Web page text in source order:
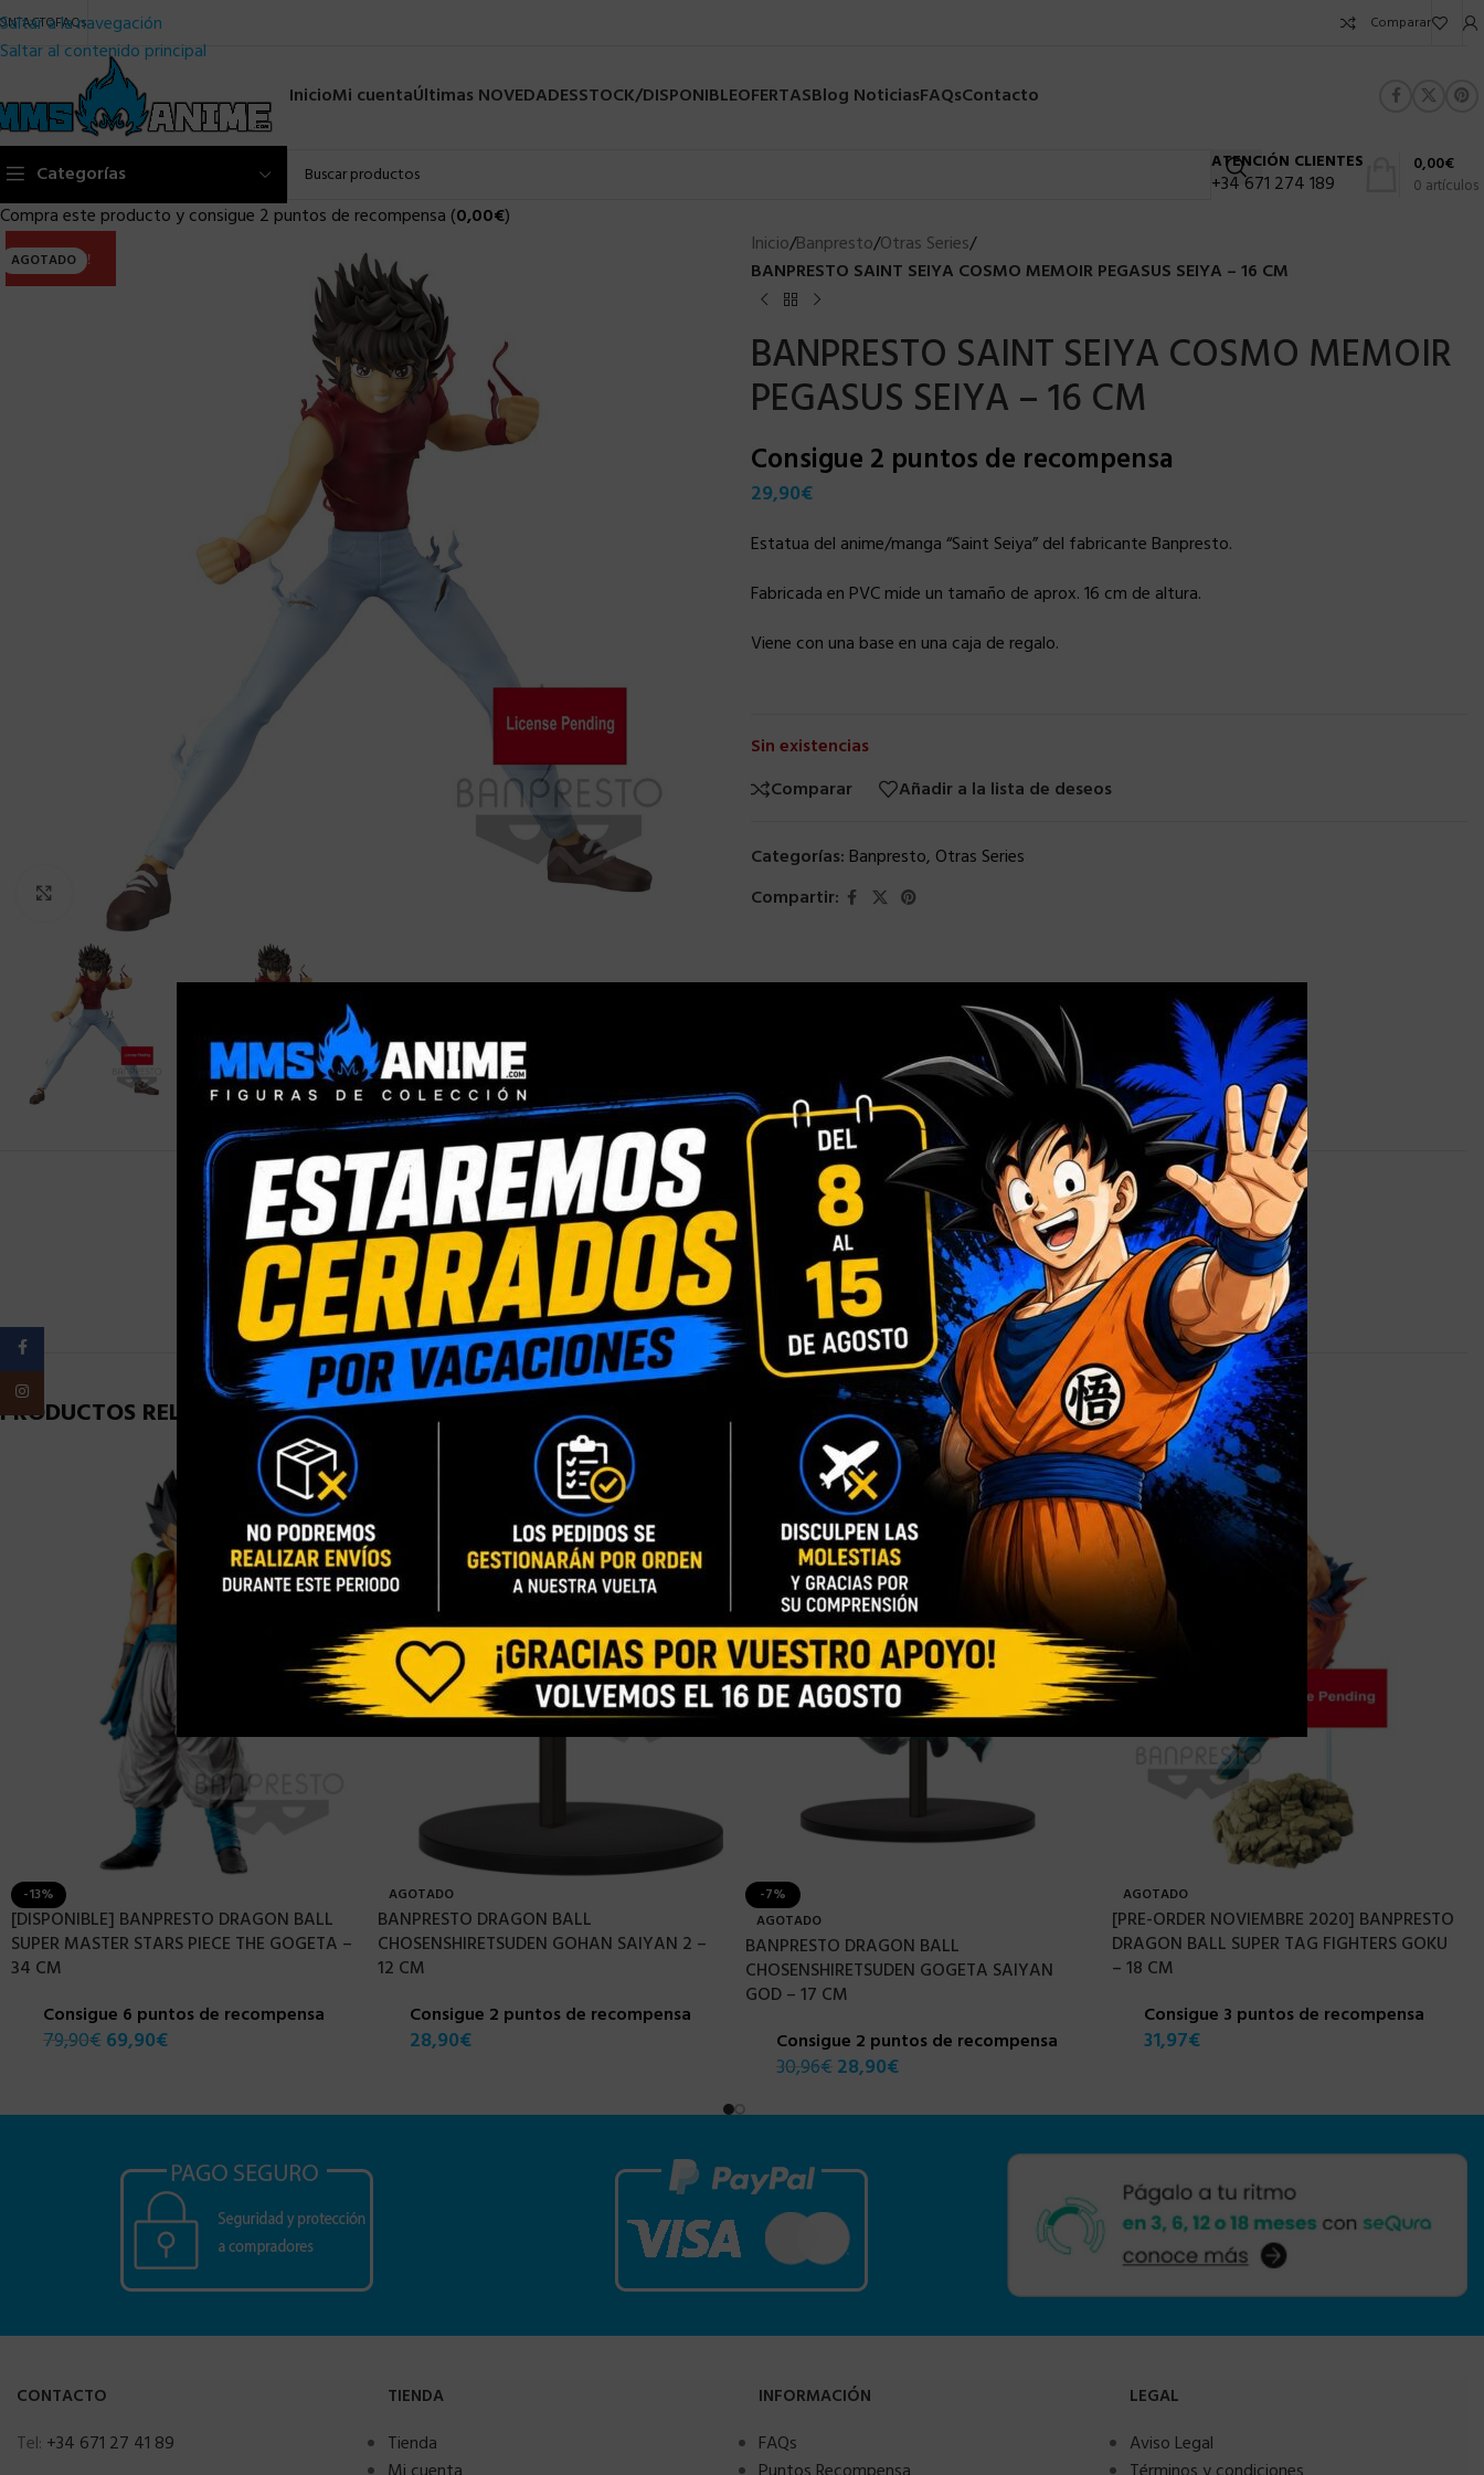
Saltar a la navegación
Saltar al contenido principal
FAQs Comparar
InicioMi cuentaÚltimas NOVEDADESSTOCK/DISPONIBLEOFERTASBlog NoticiasFAQsContacto
Categorías ATENCIÓN CLIENTES
+34 671 274 189 0 artículos
0,00€
Compra este producto y consigue 2 puntos de recompensa (0,00€)
AGOTADO
ULTIMA!!
Clic para ampliar
Inicio/Banpresto/Otras Series/
BANPRESTO SAINT SEIYA COSMO MEMOIR PEGASUS SEIYA – 16 CM
BANPRESTO SAINT SEIYA COSMO MEMOIR
PEGASUS SEIYA – 16 CM
Consigue 2 puntos de recompensa
29,90€
Estatua del anime/manga “Saint Seiya” del fabricante Banpresto.
Fabricada en PVC mide un tamaño de aprox. 16 cm de altura.
Viene con una base en una caja de regalo.
Sin existencias
Comparar
Añadir a la lista de deseos
Categorías: Banpresto, Otras Series
Compartir:
INFORMACIÓN ADICIONAL VALORACIONES (0)
PESO 0,9 kg
PRODUCTOS RELACIONADOS
-13%
[DISPONIBLE] BANPRESTO DRAGON BALL
SUPER MASTER STARS PIECE THE GOGETA –
34 CM
Consigue 6 puntos de recompensa
79,90€ 69,90€
AGOTADO
BANPRESTO DRAGON BALL
CHOSENSHIRETSUDEN GOHAN SAIYAN 2 –
12 CM
Consigue 2 puntos de recompensa
28,90€
-7%
AGOTADO
BANPRESTO DRAGON BALL
CHOSENSHIRETSUDEN GOGETA SAIYAN
GOD – 17 CM
Consigue 2 puntos de recompensa
30,96€ 28,90€
AGOTADO
[PRE-ORDER NOVIEMBRE 2020] BANPRESTO
DRAGON BALL SUPER TAG FIGHTERS GOKU
– 18 CM
Consigue 3 puntos de recompensa
31,97€
CONTACTO
Tel: +34 671 27 41 89
TIENDA
Tienda
INFORMACIÓN
FAQs
LEGAL
Aviso Legal